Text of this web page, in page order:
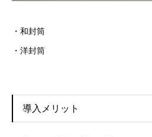
・和封筒
・洋封筒
導入メリット